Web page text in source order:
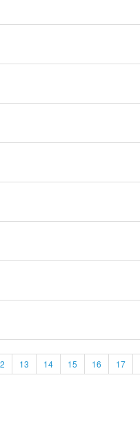
13 14 15 16 17